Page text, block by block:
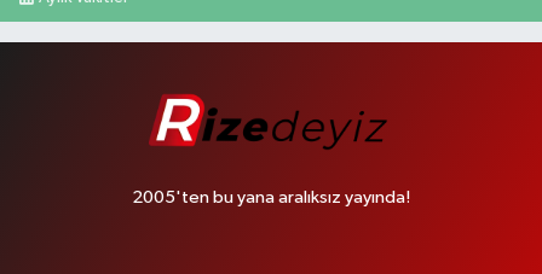
2005'ten bu yana aralıksız yayında!